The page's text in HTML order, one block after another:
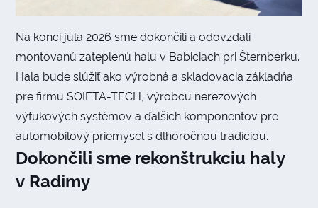
Na konci júla 2026 sme dokončili a odovzdali
montovanú zateplenú halu v Babiciach pri Šternberku.
Hala bude slúžiť ako výrobná a skladovacia základňa
pre firmu SOIETA-TECH, výrobcu nerezových
výfukových systémov a ďalších komponentov pre
automobilový priemysel s dlhoročnou tradíciou.
Dokončili sme rekonštrukciu haly
v Radimy